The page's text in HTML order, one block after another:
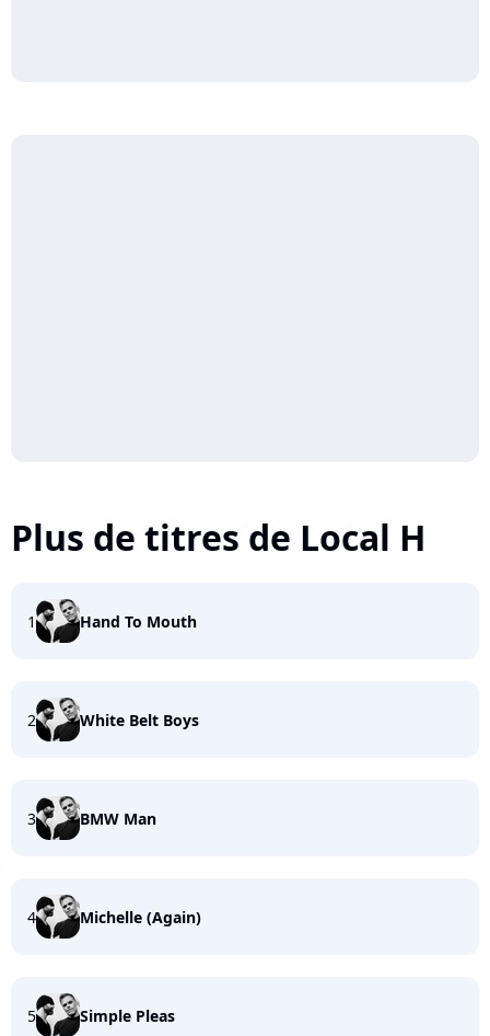
Plus de titres de Local H
1 Hand To Mouth
2 White Belt Boys
3 BMW Man
4 Michelle (Again)
5 Simple Pleas